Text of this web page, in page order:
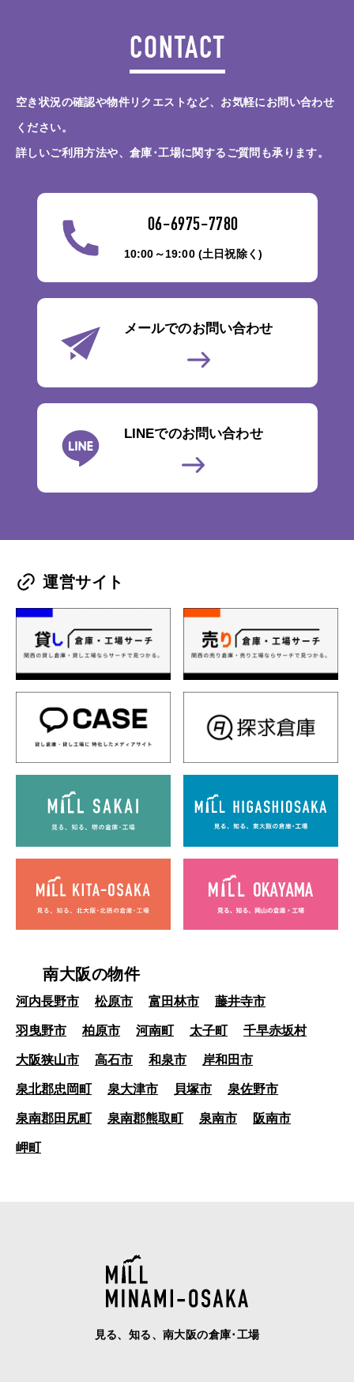
CONTACT
空き状況の確認や物件リクエストなど、お気軽にお問い合わせ
ください。
詳しいご利用方法や、倉庫･工場に関するご質問も承ります。
06-6975-7780
10:00～19:00 (土日祝除く)
メールでのお問い合わせ
LINEでのお問い合わせ
運営サイト
南大阪の物件
河内長野市 松原市 富田林市 藤井寺市
羽曳野市 柏原市 河南町 太子町 千早赤坂村
大阪狭山市 高石市 和泉市 岸和田市
泉北郡忠岡町 泉大津市 貝塚市 泉佐野市
泉南郡田尻町 泉南郡熊取町 泉南市 阪南市
岬町
見る、知る、南大阪の倉庫･工場